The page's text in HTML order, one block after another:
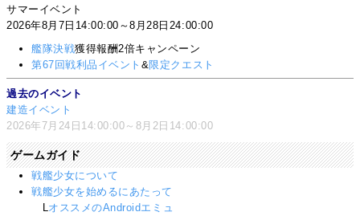
サマーイベント
2026年8月7日14:00:00～8月28日24:00:00
艦隊決戦獲得報酬2倍キャンペーン
第67回戦利品イベント &限定クエスト
過去のイベント
建造イベント
2026年7月24日14:00:00～8月2日14:00:00
ゲームガイド
戦艦少女について
戦艦少女を始めるにあたって
L オススメのAndroidエミュ